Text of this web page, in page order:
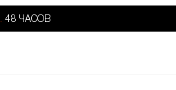
48 ЧАСОВ